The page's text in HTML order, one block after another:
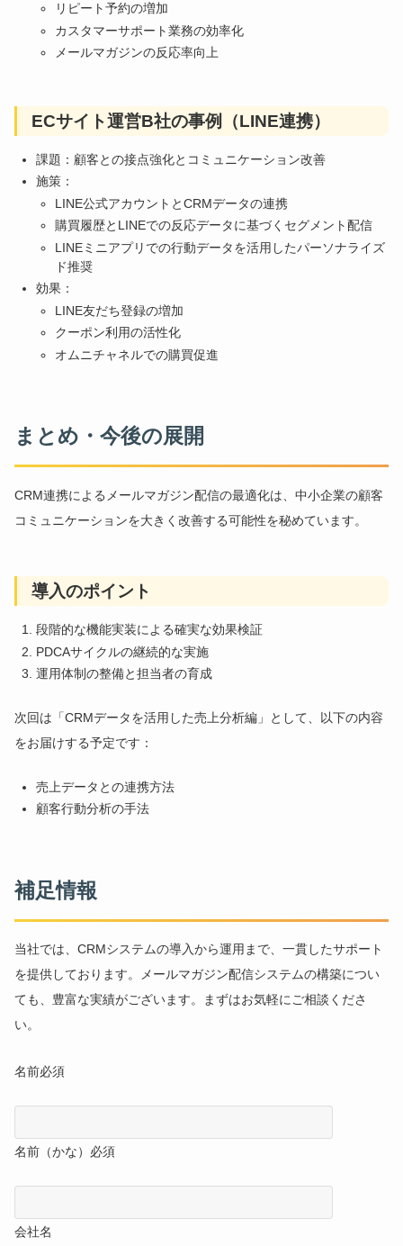
リピート予約の増加
カスタマーサポート業務の効率化
メールマガジンの反応率向上
ECサイト運営B社の事例（LINE連携）
課題：顧客との接点強化とコミュニケーション改善
施策：
LINE公式アカウントとCRMデータの連携
購買履歴とLINEでの反応データに基づくセグメント配信
LINEミニアプリでの行動データを活用したパーソナライズ
ド推奨
効果：
LINE友だち登録の増加
クーポン利用の活性化
オムニチャネルでの購買促進
まとめ・今後の展開
CRM連携によるメールマガジン配信の最適化は、中小企業の顧客
コミュニケーションを大きく改善する可能性を秘めています。
導入のポイント
段階的な機能実装による確実な効果検証
PDCAサイクルの継続的な実施
運用体制の整備と担当者の育成
次回は「CRMデータを活用した売上分析編」として、以下の内容
をお届けする予定です：
売上データとの連携方法
顧客行動分析の手法
補足情報
当社では、CRMシステムの導入から運用まで、一貫したサポート
を提供しております。メールマガジン配信システムの構築につい
ても、豊富な実績がございます。まずはお気軽にご相談くださ
い。
名前必須
名前（かな） 必須
会社名